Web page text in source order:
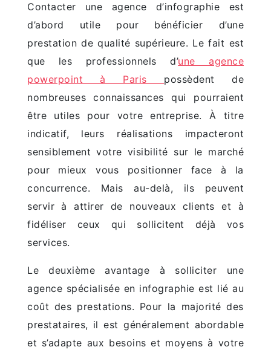
Contacter une agence d’infographie est
d’abord utile pour bénéficier d’une
prestation de qualité supérieure. Le fait est
que les professionnels d’une agence
powerpoint à Paris possèdent de
nombreuses connaissances qui pourraient
être utiles pour votre entreprise. À titre
indicatif, leurs réalisations impacteront
sensiblement votre visibilité sur le marché
pour mieux vous positionner face à la
concurrence. Mais au-delà, ils peuvent
servir à attirer de nouveaux clients et à
fidéliser ceux qui sollicitent déjà vos
services.
Le deuxième avantage à solliciter une
agence spécialisée en infographie est lié au
coût des prestations. Pour la majorité des
prestataires, il est généralement abordable
et s’adapte aux besoins et moyens à votre